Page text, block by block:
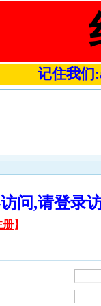
记住我们
访问,请登
册】